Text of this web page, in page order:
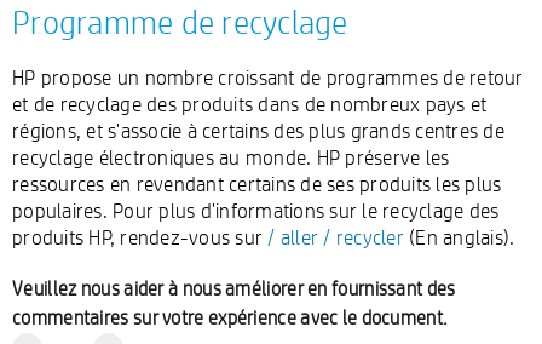
Programme de recyclage
HP propose un nombre croissant de programmes de retour
et de recyclage des produits dans de nombreux pays et
régions, et s'associe à certains des plus grands centres de
recyclage électroniques au monde. HP préserve les
ressources en revendant certains de ses produits les plus
populaires. Pour plus d'informations sur le recyclage des
produits HP, rendez-vous sur / aller / recycler(En anglais).
Veuillez nous aider à nous améliorer en fournissant des
commentaires sur votre expérience avec le document.